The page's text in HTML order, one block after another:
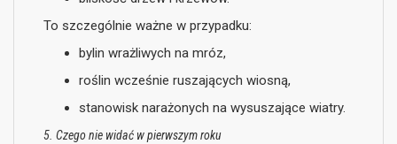
To szczególnie ważne w przypadku:
bylin wrażliwych na mróz,
roślin wcześnie ruszających wiosną,
stanowisk narażonych na wysuszające wiatry.
5. Czego nie widać w pierwszym roku